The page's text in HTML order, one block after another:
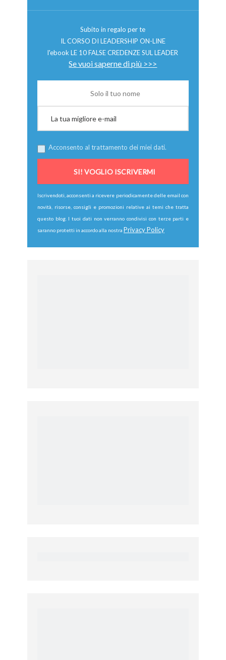
Subito in regalo per te
IL CORSO DI LEADERSHIP ON-LINE
l'ebook LE 10 FALSE CREDENZE SUL LEADER
Se vuoi saperne di più >>>
Acconsento al trattamento dei miei dati.
Iscrivendoti, acconsenti a ricevere periodicamente delle email con
novità, risorse, consigli e promozioni relative ai temi che tratta
questo blog. I tuoi dati non verranno condivisi con terze parti e
saranno protetti in accordo alla nostra Privacy Policy